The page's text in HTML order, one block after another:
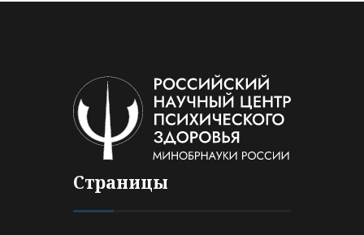
Страницы